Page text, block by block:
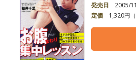
発売日
2005/
定価
1,320円